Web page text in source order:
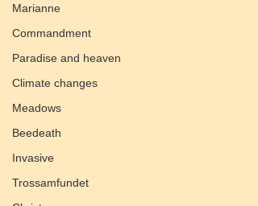
Marianne
Commandment
Paradise and heaven
Climate changes
Meadows
Beedeath
Invasive
Trossamfundet